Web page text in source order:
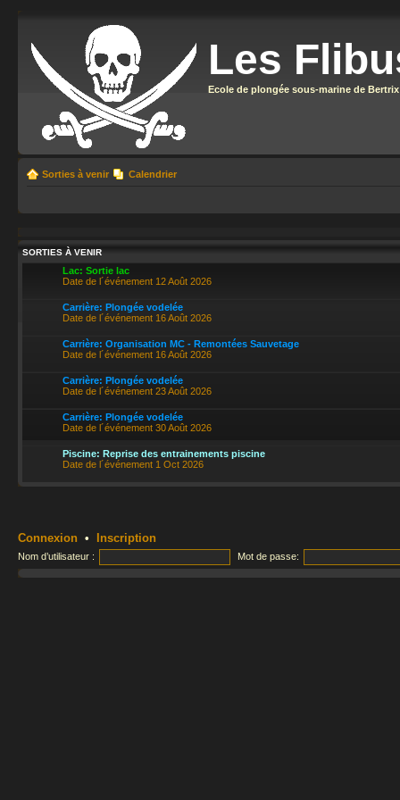
Les
Ecole de plongée sous-marine de Bertrix
Sorties à venir Calendrier
SORTIES À VENIR
Lac: Sortie lac
Date de l´événement 12 Août 2026
Carrière: Plongée vodelée
Date de l´événement 16 Août 2026
Carrière: Organisation MC - Remontées Sauvetage
Date de l´événement 16 Août 2026
Carrière: Plongée vodelée
Date de l´événement 23 Août 2026
Carrière: Plongée vodelée
Date de l´événement 30 Août 2026
Piscine: Reprise des entrainements piscine
Date de l´événement 1 Oct 2026
Connexion • Inscription
Nom d’utilisateur : Mot de passe: